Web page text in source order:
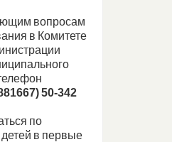
вопросам
в Комитете
50-342
по
в первые